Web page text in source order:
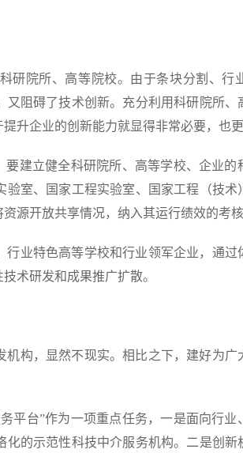
院所、高等院校。由于条块分割、行
阻碍了技术创新。充分利用科研院所、
升企业的创新能力就显得非常必要，也更
建立健全科研院所、高等学校、企业的
室、国家工程实验室、国家工程（技术
源开放共享情况，纳入其运行绩效的考核
特色高等学校和行业领军企业，通过
术研发和成果推广扩散。
构，显然不现实。相比之下，建好为广
台”作为一项重点任务，一是面向行业
的示范性科技中介服务机构。二是创新